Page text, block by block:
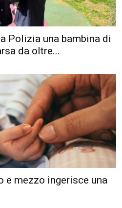
Polizia una bambina di
da oltre...
e mezzo ingerisce una